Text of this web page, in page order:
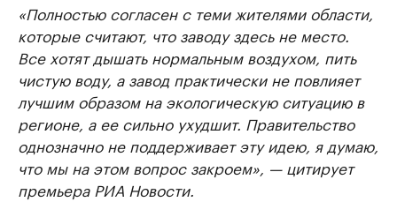
«Полностью согласен с теми жителями области,
которые считают, что заводу здесь не место.
Все хотят дышать нормальным воздухом, пить
чистую воду, а завод практически не повлияет
лучшим образом на экологическую ситуацию в
регионе, а ее сильно ухудшит. Правительство
однозначно не поддерживает эту идею, я думаю,
что мы на этом вопрос закроем», — цитирует
премьера РИА Новости.